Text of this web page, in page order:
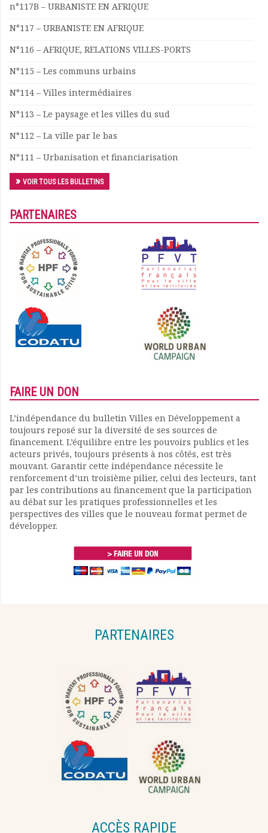
n°117B – URBANISTE EN AFRIQUE
N°117 – URBANISTE EN AFRIQUE
N°116 – AFRIQUE, RELATIONS VILLES-PORTS
N°115 – Les communs urbains
N°114 – Villes intermédiaires
N°113 – Le paysage et les villes du sud
N°112 – La ville par le bas
N°111 – Urbanisation et financiarisation
VOIR TOUS LES BULLETINS
PARTENAIRES
FAIRE UN DON
L’indépendance du bulletin Villes en Développement a
toujours reposé sur la diversité de ses sources de
financement. L’équilibre entre les pouvoirs publics et les
acteurs privés, toujours présents à nos côtés, est très
mouvant. Garantir cette indépendance nécessite le
renforcement d’un troisième pilier, celui des lecteurs, tant
par les contributions au financement que la participation
au débat sur les pratiques professionnelles et les
perspectives des villes que le nouveau format permet de
développer.
PARTENAIRES
ACCÈS RAPIDE